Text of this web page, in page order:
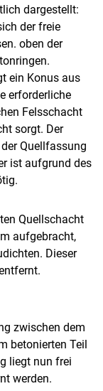
dargestellt:
der freie
oben der
ein Konus aus
erforderliche
Felsschacht
sorgt. Der
Quellfassung
ist aufgrund des
Quellschacht
aufgebracht,
Dieser
zwischen dem
betonierten Teil
liegt nun frei
werden.